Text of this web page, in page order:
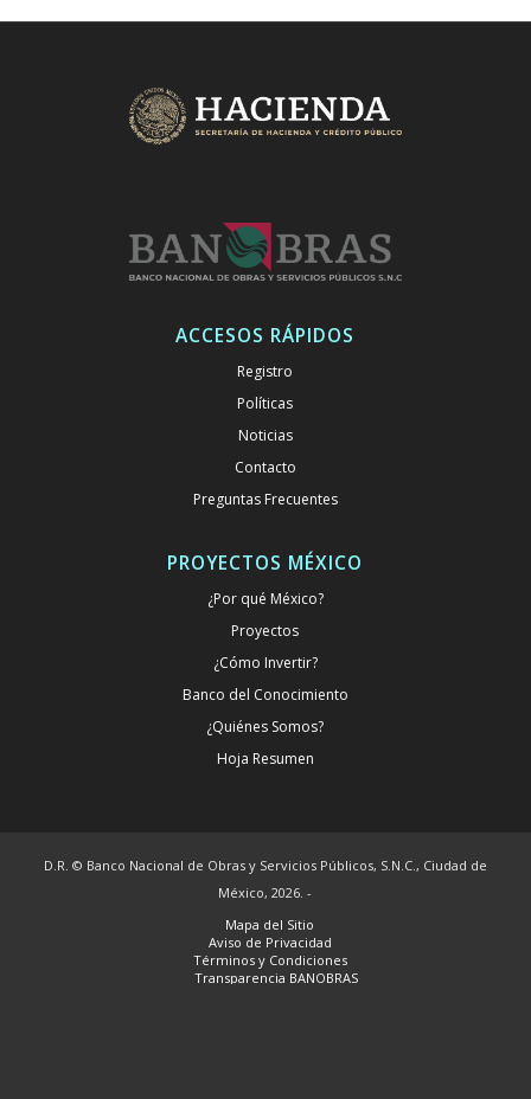
ACCESOS RÁPIDOS
Registro
Políticas
Noticias
Contacto
Preguntas Frecuentes
PROYECTOS MÉXICO
¿Por qué México?
Proyectos
¿Cómo Invertir?
Banco del Conocimiento
¿Quiénes Somos?
Hoja Resumen
D.R. © Banco Nacional de Obras y Servicios Públicos, S.N.C., Ciudad de
México, 2026. -
Mapa del Sitio
Aviso de Privacidad
Términos y Condiciones
Transparencia BANOBRAS